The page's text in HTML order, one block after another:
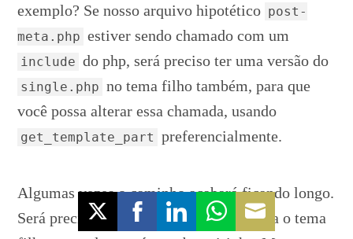
exemplo? Se nosso arquivo hipotético post-
meta.php estiver sendo chamado com um
include do php, será preciso ter uma versão do
single.php no tema filho também, para que
você possa alterar essa chamada, usando
get_template_part preferencialmente.
Algumas vezes o caminho acabará ficando longo.
Será preciso copiar muitos arquivos para o tema